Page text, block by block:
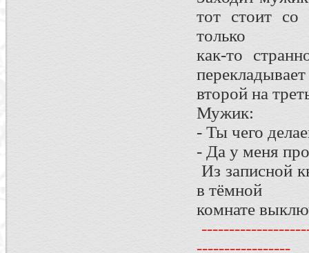
тот стоит со
только
как-то
второй на
Мужик:
- Ты чего
- Да у меня
Из записной
в тёмной
комнате
-----------------